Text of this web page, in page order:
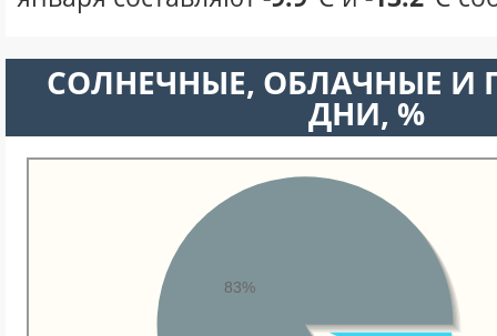
CОЛНЕЧНЫЕ, ОБЛАЧНЫЕ И
ДНИ, %
83%